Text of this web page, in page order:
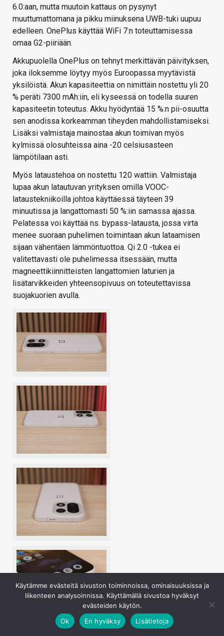
6.0:aan, mutta muutoin kattaus on pysynyt
muuttumattomana ja pikku miinuksena UWB-tuki uupuu
edelleen. OnePlus käyttää WiFi 7:n toteuttamisessa
omaa G2-piiriään.
Akkupuolella OnePlus on tehnyt merkittävän päivityksen,
joka iloksemme löytyy myös Euroopassa myytävistä
yksilöistä. Akun kapasiteettia on nimittäin nostettu yli 20
% peräti 7300 mAh:iin, eli kyseessä on todella suuren
kapasiteetin toteutus. Akku hyödyntää 15 %:n pii-osuutta
sen anodissa korkeamman tiheyden mahdollistamiseksi.
Lisäksi valmistaja mainostaa akun toimivan myös
kylmissä olosuhteissa aina -20 celsiusasteen
lämpötilaan asti.
Myös lataustehoa on nostettu 120 wattiin. Valmistaja
lupaa akun latautuvan yrityksen omilla VOOC-
lataustekniikoilla johtoa käyttäessä täyteen 39
minuutissa ja langattomasti 50 %:iin samassa ajassa.
Pelatessa voi käyttää ns. bypass-latausta, jossa virta
menee suoraan puhelimen toimintaan akun lataamisen
sijaan vähentäen lämmöntuottoa. Qi 2.0 -tukea ei
valitettavasti ole puhelimessa itsessään, mutta
magneettikiinnitteisten langattomien laturien ja
lisätarvikkeiden yhteensopivuus on toteutettavissa
suojakuorien avulla.
Käytämme evästeitä sivuston toiminnoissa, ominaisuuksissa ja
liikenteen analysoinnissa. Käyttämällä sivustoa hyväksyt
evästeiden käytön.
Ok
En hyväksy Lisätietoja